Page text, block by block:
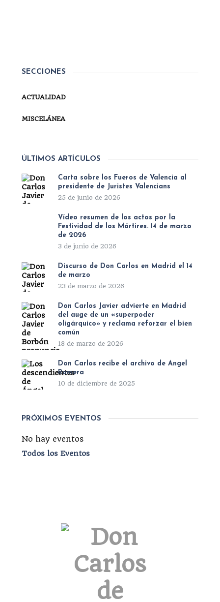
Dinastía Legítima. Dichos actos se desarrollarán
SECCIONES
ACTUALIDAD
MISCELÁNEA
ÚLTIMOS ARTÍCULOS
Carta sobre los Fueros de Valencia al
presidente de Juristes Valencians
25 de junio de 2026
Vídeo resumen de los actos por la
Festividad de los Mártires. 14 de marzo
de 2026
3 de junio de 2026
Discurso de Don Carlos en Madrid el 14
de marzo
23 de marzo de 2026
Don Carlos Javier advierte en Madrid
del auge de un «superpoder
oligárquico» y reclama reforzar el bien
común
18 de marzo de 2026
Don Carlos recibe el archivo de Ángel
Romera
10 de diciembre de 2025
PRÓXIMOS EVENTOS
No hay eventos
Todos los Eventos